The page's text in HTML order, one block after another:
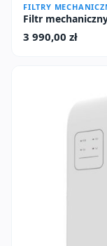
FILTRY
Filtr
3 990,00 zł